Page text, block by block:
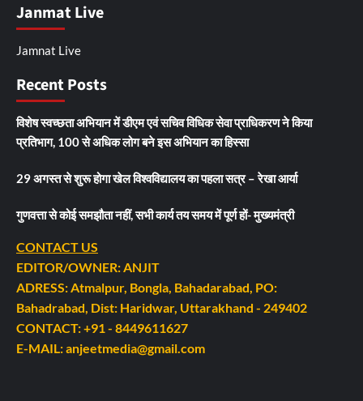
Janmat Live
Jamnat Live
Recent Posts
विशेष स्वच्छता अभियान में डीएम एवं सचिव विधिक सेवा प्राधिकरण ने किया
प्रतिभाग, 100 से अधिक लोग बने इस अभियान का हिस्सा
29 अगस्त से शुरू होगा खेल विश्वविद्यालय का पहला सत्र – रेखा आर्या
गुणवत्ता से कोई समझौता नहीं, सभी कार्य तय समय में पूर्ण हों- मुख्यमंत्री
CONTACT US
EDITOR/OWNER: ANJIT
ADRESS: Atmalpur, Bongla, Bahadarabad, PO:
Bahadrabad, Dist: Haridwar, Uttarakhand - 249402
CONTACT: +91 - 8449611627
E-MAIL: anjeetmedia@gmail.com